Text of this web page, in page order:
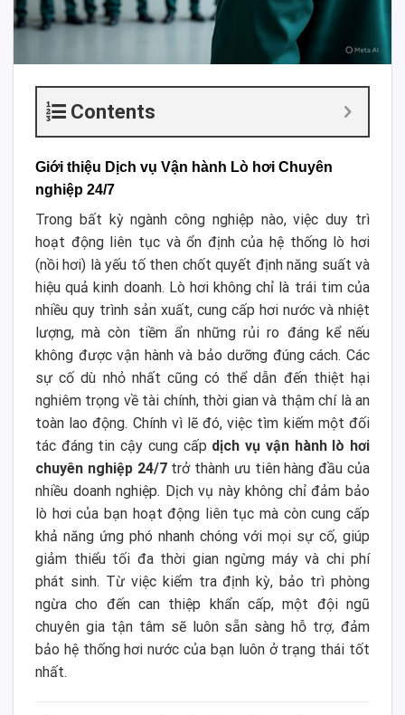
Contents
Giới thiệu Dịch vụ Vận hành Lò hơi Chuyên
nghiệp 24/7
Trong bất kỳ ngành công nghiệp nào, việc duy trì
hoạt động liên tục và ổn định của hệ thống lò hơi
(nồi hơi) là yếu tố then chốt quyết định năng suất và
hiệu quả kinh doanh. Lò hơi không chỉ là trái tim của
nhiều quy trình sản xuất, cung cấp hơi nước và nhiệt
lượng, mà còn tiềm ẩn những rủi ro đáng kể nếu
không được vận hành và bảo dưỡng đúng cách. Các
sự cố dù nhỏ nhất cũng có thể dẫn đến thiệt hại
nghiêm trọng về tài chính, thời gian và thậm chí là an
toàn lao động. Chính vì lẽ đó, việc tìm kiếm một đối
tác đáng tin cậy cung cấp dịch vụ vận hành lò hơi
chuyên nghiệp 24/7trở thành ưu tiên hàng đầu của
nhiều doanh nghiệp. Dịch vụ này không chỉ đảm bảo
lò hơi của bạn hoạt động liên tục mà còn cung cấp
khả năng ứng phó nhanh chóng với mọi sự cố, giúp
giảm thiểu tối đa thời gian ngừng máy và chi phí
phát sinh. Từ việc kiểm tra định kỳ, bảo trì phòng
ngừa cho đến can thiệp khẩn cấp, một đội ngũ
chuyên gia tận tâm sẽ luôn sẵn sàng hỗ trợ, đảm
bảo hệ thống hơi nước của bạn luôn ở trạng thái tốt
nhất.